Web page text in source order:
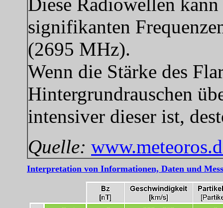
signifikanten
(2695 MHz).
Wenn die Stärke des
Hintergrundrauschen
intensiver dieser ist,
Quelle:
Interpretation von Informationen, Daten und